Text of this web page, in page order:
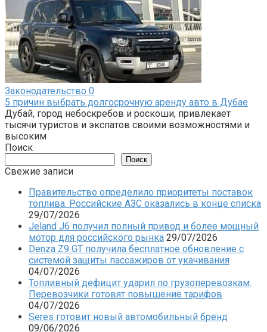
Законодательство 0
5 причин выбрать долгосрочную аренду авто в Дубае
Дубай, город небоскребов и роскоши, привлекает
тысячи туристов и экспатов своими возможностями и
высоким
Поиск
Поиск
Свежие записи
Правительство определило приоритеты поставок
топлива. Российские АЗС оказались в конце списка
29/07/2026
Jeland J6 получил полный привод и более мощный
мотор для российского рынка 29/07/2026
Denza Z9 GT получила бесплатное обновление с
системой защиты пассажиров от укачивания
04/07/2026
Топливный дефицит ударил по грузоперевозкам.
Перевозчики готовят повышение тарифов
04/07/2026
Seres готовит новый автомобильный бренд
09/06/2026